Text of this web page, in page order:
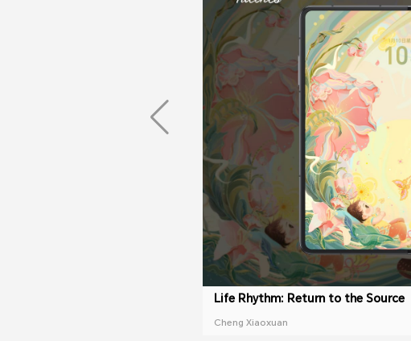
Life Rhythm: Return to the Source
Cheng Xiaoxuan